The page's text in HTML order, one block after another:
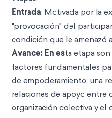
Entrada: Motivada por la
"provocación" del
condición que le amenazó
Avance: En esta etapa
factores fundamentales
de empoderamiento: una
relaciones de apoyo entre
organización colectiva y el